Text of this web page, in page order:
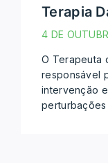
Terapia
4 DE
O Terapeuta
responsável
intervenção